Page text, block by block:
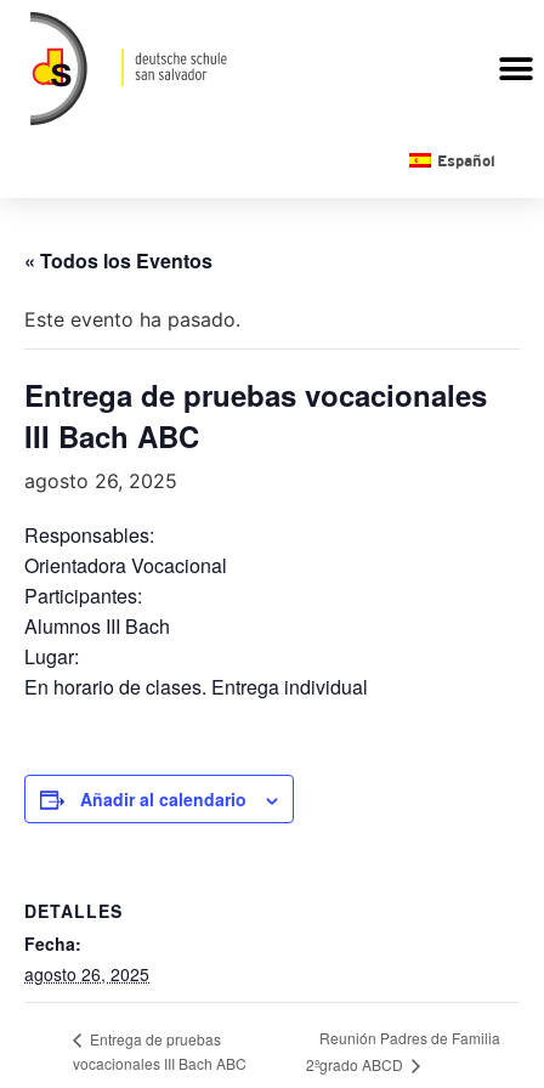
Español
« Todos los Eventos
Este evento ha pasado.
Entrega de pruebas vocacionales
III Bach ABC
agosto 26, 2025
Responsables:
Orientadora Vocacional
Participantes:
Alumnos III Bach
Lugar:
En horario de clases. Entrega individual
Añadir al calendario
DETALLES
Fecha:
agosto 26, 2025
Entrega de pruebas
vocacionales III Bach ABC
Reunión Padres de Familia
2ºgrado ABCD